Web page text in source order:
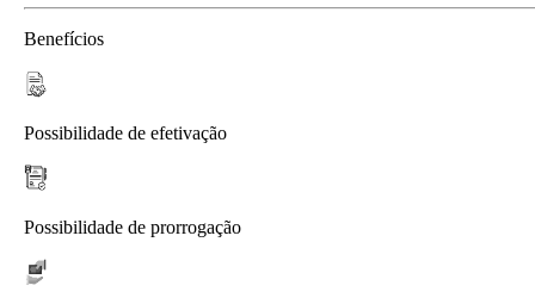
Benefícios
Possibilidade de efetivação
Possibilidade de prorrogação